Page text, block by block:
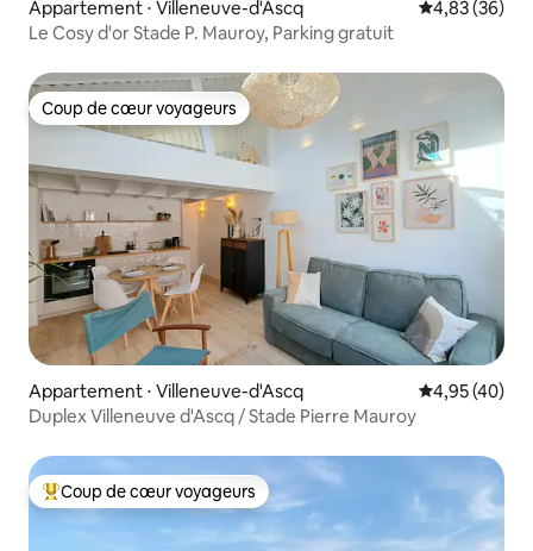
Appartement ⋅ Villeneuve-d'Ascq Évaluation
4,83 (36)
Le Cosy d'or Stade P. Mauroy, Parking gratuit
Coup de cœur voyageurs
Coup de cœur voyageurs
Appartement ⋅ Villeneuve-d'Ascq Évaluation
4,95 (40)
Duplex Villeneuve d'Ascq / Stade Pierre Mauroy
Coups de cœur voyageurs les plus appréciés
Coup de cœur voyageurs